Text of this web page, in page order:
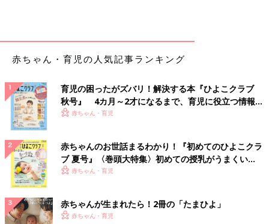
赤ちゃん・育児の人気記事ランキング
育児の困ったがズバリ！解決する本『ひよこクラブ
秋号』 4カ月～2才になるまで、育児に役立つ情報が
いっぱい！
赤ちゃん・育児
赤ちゃんのお世話まるわかり！『初めてのひよこクラ
ブ 夏号』〈巻頭大特集〉初めての授乳がうまくい
く！ おっぱい・ミルクの基本と夏のトラブル 解決テ
赤ちゃん・育児
赤ちゃんが生まれたら！2冊の「たまひよ」
赤ちゃん・育児